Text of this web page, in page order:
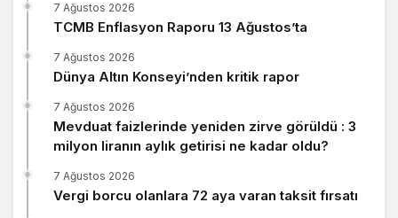
TCMB Enflasyon Raporu 13 Ağustos’ta
7 Ağustos 2026
Dünya Altın Konseyi’nden kritik rapor
7 Ağustos 2026
Mevduat faizlerinde yeniden zirve görüldü : 3
milyon liranın aylık getirisi ne kadar oldu?
7 Ağustos 2026
Vergi borcu olanlara 72 aya varan taksit fırsatı
7 Ağustos 2026